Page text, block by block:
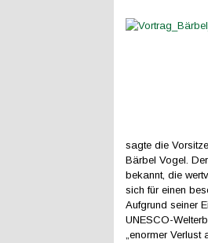
sagte die
Bärbel Vogel.
bekannt, die
sich für einen
Aufgrund seiner
UNESCO-
„enormer Verlust